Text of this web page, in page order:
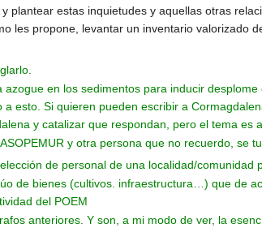
plantear estas inquietudes y aquellas otras
les propone, levantar un inventario valorizado
en los sedimentos para inducir
esto. Si quieren pueden escribir a
y catalizar que respondan, pero el tema es
y otra persona que no recuerdo, se
de personal de una localidad/comunidad
de bienes (cultivos. infraestructura…) que de
del POEM
anteriores. Y son, a mi modo de ver, la